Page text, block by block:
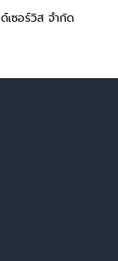
เซอร์วิส จำกัด